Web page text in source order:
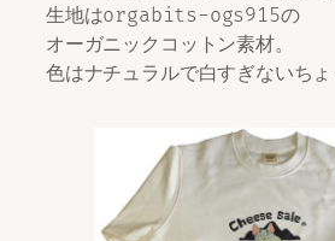
生地はorgabits-ogs915の
オーガニックコットン素材。
色はナチュラルで白すぎないちょ